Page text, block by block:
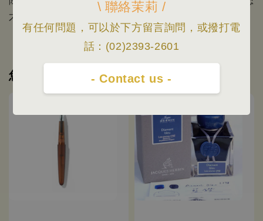
\ 聯絡茉莉 /
有任何問題，可以於下方留言詢問，或撥打電
話：(02)2393-2601
- Contact us -
不另行通知
您可能也喜歡